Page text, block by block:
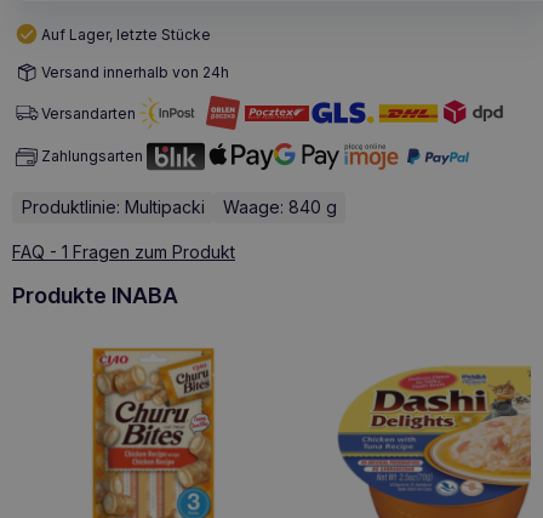
Auf Lager, letzte Stücke
Versand innerhalb von 24h
Versandarten
Zahlungsarten
Produktlinie: Multipacki Waage: 840 g
FAQ - 1 Fragen zum Produkt
Produkte INABA